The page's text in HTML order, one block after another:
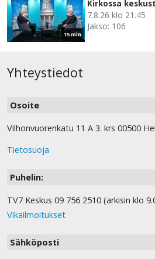
15 min
Kirkossa
7.8.26 klo 21.45
Jakso: 106
Yhteystiedot
Osoite
Vilhonvuorenkatu 11 A 3. krs 00500
Tietosuoja
Puhelin:
TV7 Keskus 09 756 2510 (arkisin klo
Vikailmoitukset
Sähköposti